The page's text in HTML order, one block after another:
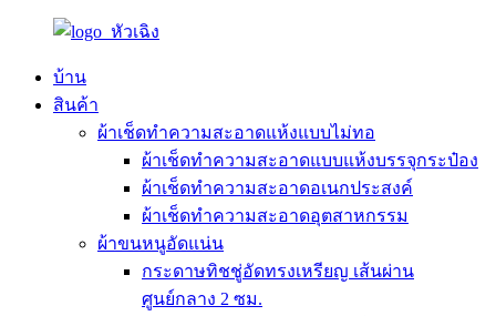
บ้าน
สินค้า
ผ้าเช็ดทำความสะอาดแห้งแบบไม่ทอ
ผ้าเช็ดทำความสะอาดแบบแห้งบรรจุกระป๋อง
ผ้าเช็ดทำความสะอาดอเนกประสงค์
ผ้าเช็ดทำความสะอาดอุตสาหกรรม
ผ้าขนหนูอัดแน่น
กระดาษทิชชู่อัดทรงเหรียญ เส้นผ่าน
ศูนย์กลาง 2 ซม.